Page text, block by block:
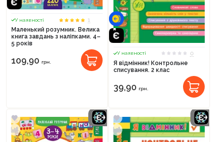
У наявності
1
Маленький розумник. Велика
книга завдань з наліпками. 4–
5 років
109,90 грн.
У наявності
0
Я відмінник! Контрольне
списування. 2 клас
39,90 грн.